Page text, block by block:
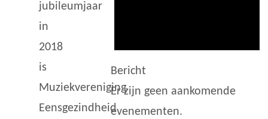
jubileumjaar
in
2018
is
Muziekvereniging
Eensgezindheid
Bericht
Er zijn geen aankomende
evenementen.